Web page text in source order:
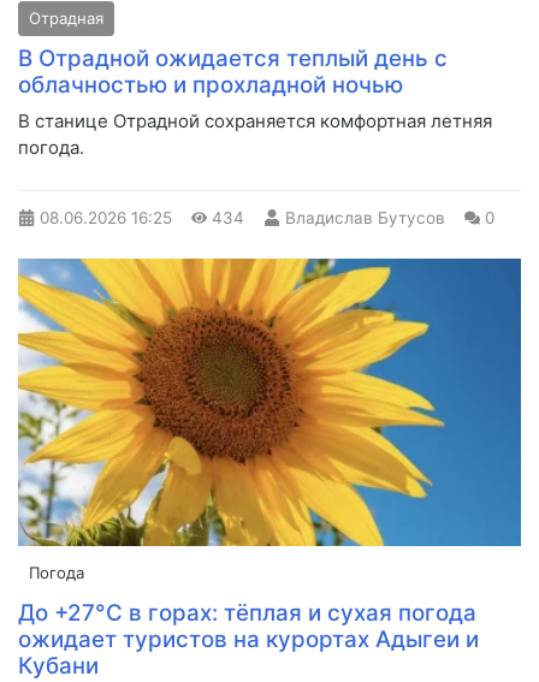
Отрадная
В Отрадной ожидается теплый день с
облачностью и прохладной ночью
В станице Отрадной сохраняется комфортная летняя
погода.
08.06.2026 16:25 434 Владислав Бутусов 0
Погода
До +27°С в горах: тёплая и сухая погода
ожидает туристов на курортах Адыгеи и
Кубани